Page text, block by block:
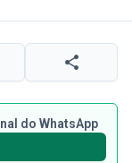
do WhatsApp